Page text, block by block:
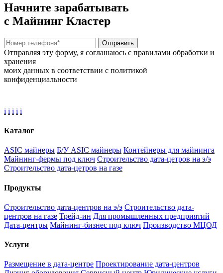
Начните зарабатывать
с Майнинг Кластер
Отправить
Отправляя эту форму, я соглашаюсь с правилами обработки и
хранения
моих данных в соответствии с политикой
конфиденциальности
i i i i i
Каталог
ASIC майнеры Б/У ASIC майнеры Контейнеры для майнинга
Майнинг-фермы под ключ Строительство дата-цетров на э/э
Строительство дата-цетров на газе
Продукты
Строительство дата-центров на э/э Строительство дата-
центров на газе Трейд-ин Для промышленных предприятий
Дата-центры Майнинг-бизнес под ключ Производство МЦОД
Услуги
Размещение в дата-центре Проектирование дата-центров